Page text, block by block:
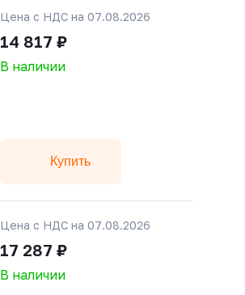
Цена с НДС на 07.08.2026
14 817 ₽
В наличии
Купить
Цена с НДС на 07.08.2026
17 287 ₽
В наличии